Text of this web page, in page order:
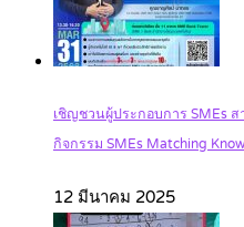
เชิญชวนผู้ประกอบการ SMEs ส
กิจกรรม SMEs Matching
12 มีนาคม 2025